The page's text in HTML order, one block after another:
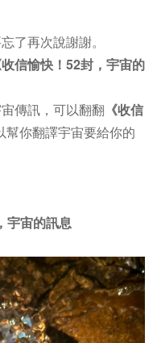
了再次說謝謝。
收信愉快！52封，宇宙的
傳訊，可以翻翻 《收信
幫你翻譯宇宙要給你的
宇宙的訊息